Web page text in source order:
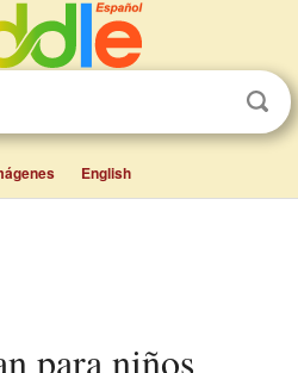
English
para niños